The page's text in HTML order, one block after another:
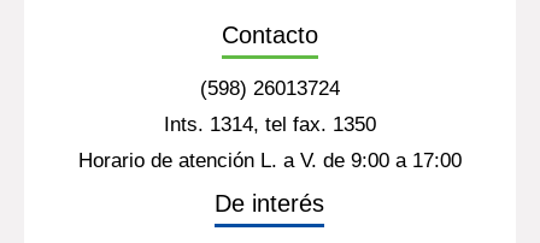
Contacto
(598) 26013724
Ints. 1314, tel fax. 1350
Horario de atención L. a V. de 9:00 a 17:00
De interés